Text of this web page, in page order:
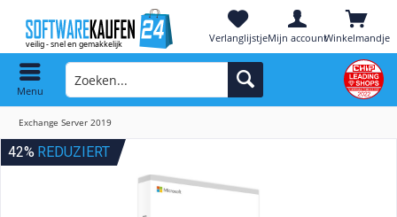
Winkelmandje
VerlanglijstjeMijn account
Menu
Exchange Server 2019
42% REDUZIERT